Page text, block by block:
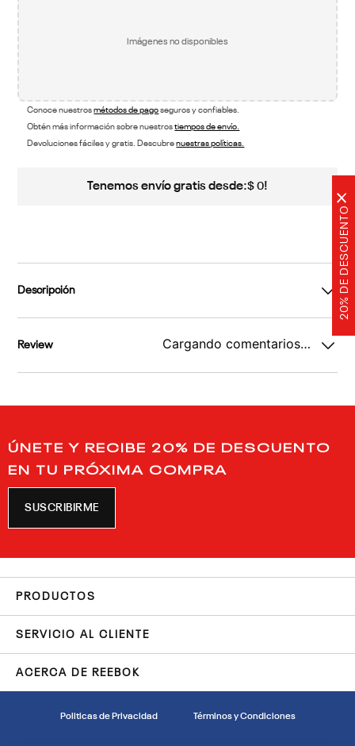
20% DE DESCUENTO
×
Imágenes no disponibles
Conoce nuestrosmétodos de pagoseguros y confiables.
Obtén más información sobre nuestrostiempos de envío.
Devoluciones fáciles y gratis. Descubrenuestras políticas.
Tenemos envío gratis desde:$ 0!
Descripción
Review Cargando comentarios…
ÚNETE Y RECIBE 20% DE DESCUENTO
EN TU PRÓXIMA COMPRA
SUSCRIBIRME
PRODUCTOS
SERVICIO AL CLIENTE
ACERCA DE REEBOK
Politicas de Privacidad Términos y Condiciones